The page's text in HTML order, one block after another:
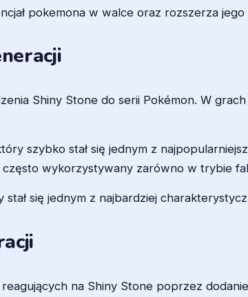
pokemona w walce oraz rozszerza
Shiny Stone do serii Pokémon. W
szybko stał się jednym z
wykorzystywany zarówno w trybie
stał się jednym z najbardziej
na Shiny Stone poprzez